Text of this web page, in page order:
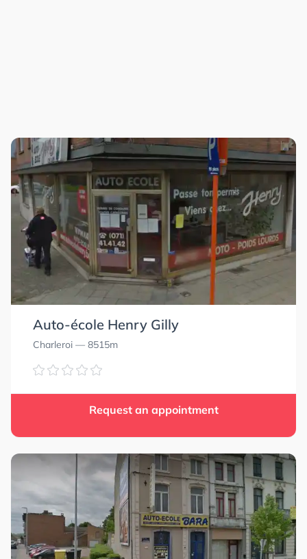
Auto-école Henry Gilly
Charleroi — 8515m
Request an appointment